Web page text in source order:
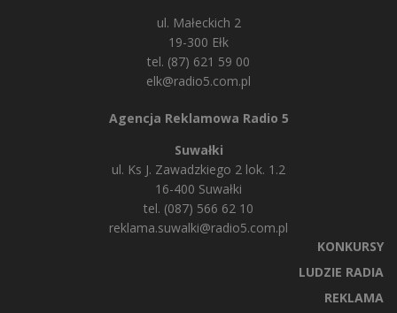
ul. Małeckich 2
19-300 Ełk
tel. (87) 621 59 00
elk@radio5.com.pl
Agencja Reklamowa Radio 5
Suwałki
ul. Ks J. Zawadzkiego 2 lok. 1.2
16-400 Suwałki
tel. (087) 566 62 10
reklama.suwalki@radio5.com.pl
KONKURSY
LUDZIE RADIA
REKLAMA